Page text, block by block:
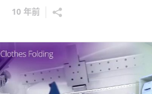
10 年前